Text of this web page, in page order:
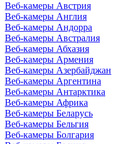
Веб-камеры Австрия
Веб-камеры Англия
Веб-камеры Андорра
Веб-камеры Австралия
Веб-камеры Абхазия
Веб-камеры Армения
Веб-камеры Азербайджан
Веб-камеры Аргентина
Веб-камеры Антарктика
Веб-камеры Африка
Веб-камеры Беларусь
Веб-камеры Бельгия
Веб-камеры Болгария